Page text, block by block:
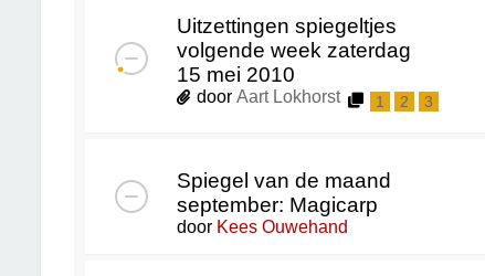
Uitzettingen spiegeltjes
volgende week zaterdag
15 mei 2010
door Aart Lokhorst 1 2 3
Spiegel van de maand
september: Magicarp
door Kees Ouwehand